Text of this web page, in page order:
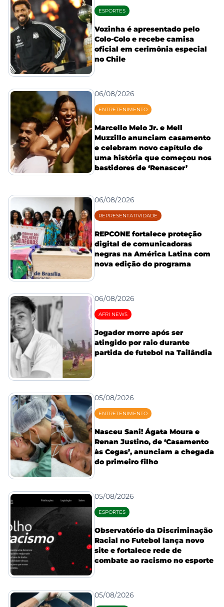
ESPORTES
Vozinha é apresentado pelo
Colo-Colo e recebe camisa
oficial em cerimônia especial
no Chile
06/08/2026
ENTRETENIMENTO
Marcello Melo Jr. e Mell
Muzzillo anunciam casamento
e celebram novo capítulo de
uma história que começou nos
bastidores de ‘Renascer’
06/08/2026
REPRESENTATIVIDADE
REPCONE fortalece proteção
digital de comunicadoras
negras na América Latina com
nova edição do programa
06/08/2026
AFRI NEWS
Jogador morre após ser
atingido por raio durante
partida de futebol na Tailândia
05/08/2026
ENTRETENIMENTO
Nasceu Sani! Ágata Moura e
Renan Justino, de ‘Casamento
às Cegas’, anunciam a chegada
do primeiro filho
05/08/2026
ESPORTES
Observatório da Discriminação
Racial no Futebol lança novo
site e fortalece rede de
combate ao racismo no esporte
05/08/2026